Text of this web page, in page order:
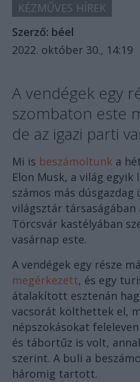
KÉZMŰVES HÍREK
Szerző: béel
2022. október 30., 14:19
A vendégek egy
szombaton este
de az igazi parti
Mi is beszámoltunk a
Elon Musk, a világ
számos más dúsgazdag
világsztár társaságában
Törcsvár kastélyában
vasárnap este.
A vendégek egy része
megérkezett, és egy
átalakított esztenán
vacsorát költhettek el,
népszokásokat
és tábortűz is volt,
szerint. A buli a
háromig tartott.